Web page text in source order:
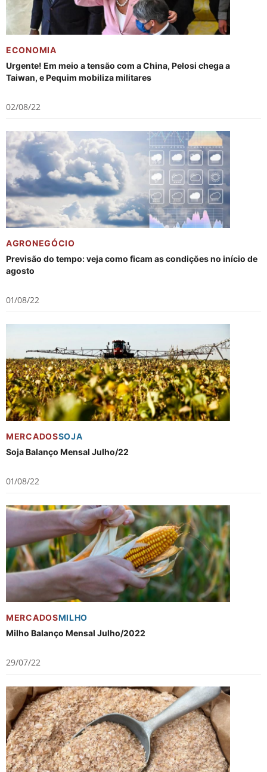
ECONOMIA
Urgente! Em meio a tensão com a China, Pelosi chega a
Taiwan, e Pequim mobiliza militares
02/08/22
AGRONEGÓCIO
Previsão do tempo: veja como ficam as condições no início de
agosto
01/08/22
MERCADOSSOJA
Soja Balanço Mensal Julho/22
01/08/22
MERCADOSMILHO
Milho Balanço Mensal Julho/2022
29/07/22